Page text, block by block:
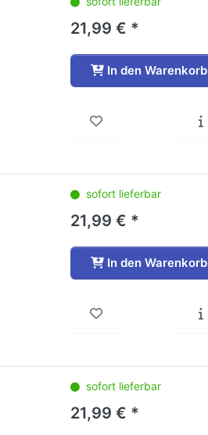
21,99 € *
In den Warenkorb
sofort lieferbar
21,99 € *
In den Warenkorb
sofort lieferbar
21,99 € *